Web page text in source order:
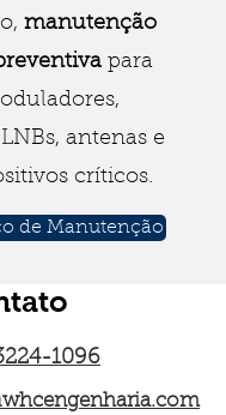
manutenção
para
antenas e
críticos.
de Manutenção
1096